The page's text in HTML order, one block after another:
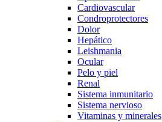
Cardiovascular
Condroprotectores
Dolor
Hepático
Leishmania
Ocular
Pelo y piel
Renal
Sistema inmunitario
Sistema nervioso
Vitaminas y minerales